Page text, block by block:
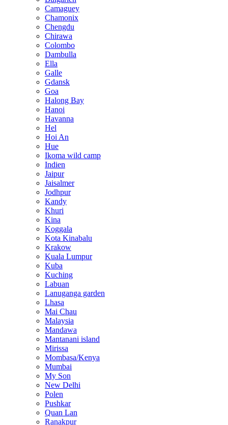
Camaguey
Chamonix
Chengdu
Chirawa
Colombo
Dambulla
Ella
Galle
Gdansk
Goa
Halong Bay
Hanoi
Havanna
Hel
Hoi An
Hue
Ikoma wild camp
Indien
Jaipur
Jaisalmer
Jodhpur
Kandy
Khuri
Kina
Koggala
Kota Kinabalu
Krakow
Kuala Lumpur
Kuba
Kuching
Labuan
Lanuganga garden
Lhasa
Mai Chau
Malaysia
Mandawa
Mantanani island
Mirissa
Mombasa/Kenya
Mumbai
My Son
New Delhi
Polen
Pushkar
Quan Lan
Ranakpur